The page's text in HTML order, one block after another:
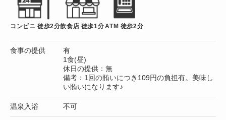
コンビニ 徒歩2分飲食店 徒歩1分ATM 徒歩2分
食事の提供
有
1食(昼)
休日の提供：無
備考：1回の賄いにつき109円の負担有。美味し
い賄いになります♪
温泉入浴 不可